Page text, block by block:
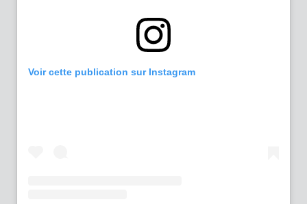
Voir cette publication sur Instagram